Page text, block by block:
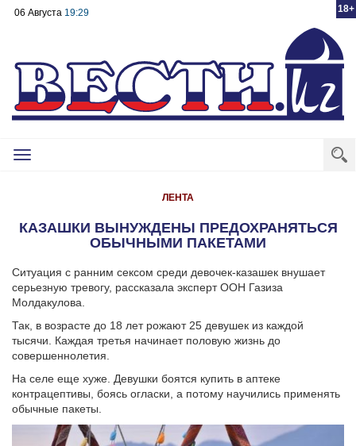
18+
06 Августа 19:29
Toggle
ЛЕНТА
КАЗАШКИ ВЫНУЖДЕНЫ ПРЕДОХРАНЯТЬСЯ
ОБЫЧНЫМИ ПАКЕТАМИ
Ситуация с ранним сексом среди девочек-казашек внушает
серьезную тревогу, рассказала эксперт ООН Газиза
Молдакулова.
Так, в возрасте до 18 лет рожают 25 девушек из каждой
тысячи. Каждая третья начинает половую жизнь до
совершеннолетия.
На селе еще хуже. Девушки боятся купить в аптеке
контрацептивы, боясь огласки, а потому научились применять
обычные пакеты.